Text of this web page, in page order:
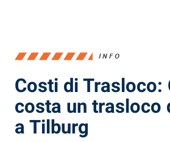
INFO
Costi di Trasloco:
costa un trasloco
a Tilburg